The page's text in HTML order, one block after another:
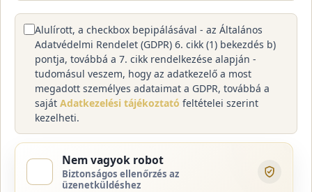
Alulírott, a checkbox bepipálásával - az Általános
Adatvédelmi Rendelet (GDPR) 6. cikk (1) bekezdés b)
pontja, továbbá a 7. cikk rendelkezése alapján -
tudomásul veszem, hogy az adatkezelő a most
megadott személyes adataimat a GDPR, továbbá a
saját Adatkezelési tájékoztató feltételei szerint
kezelheti.
Nem vagyok robot
Biztonságos ellenőrzés az
üzenetküldéshez